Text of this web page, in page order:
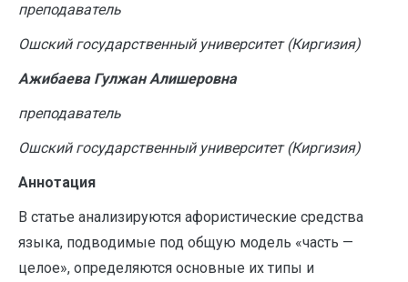
преподаватель
Ошский государственный университет (Киргизия)
Ажибаева Гулжан Алишеровна
преподаватель
Ошский государственный университет (Киргизия)
Аннотация
В статье анализируются афористические средства
языка, подводимые под общую модель «часть —
целое», определяются основные их типы и